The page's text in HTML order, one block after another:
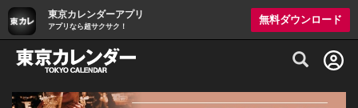
東京カレンダーアプリ
アプリなら超サクサク！
無料ダウンロード
グルメ情報・プレミアムレストラン予約